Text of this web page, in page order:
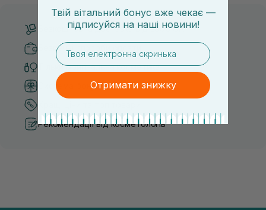
Безкоштовна доставка від 3000 UAH
Безпечні способи оплати
Тільки оригінальна косметика
Система бонусів та лояльності
Рекомендації від косметологів
Твій вітальний бонус вже чекає —
підписуйся на наші новини!
email
Отримати знижку